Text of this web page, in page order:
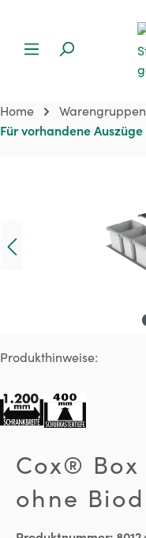
Home Warengruppen
Für vorhandene Auszüge
Produkthinweise:
Cox®
ohne